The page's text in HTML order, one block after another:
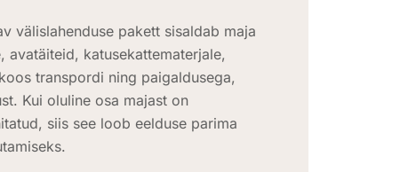
välislahenduse pakett sisaldab maja
avatäiteid, katusekattematerjale,
transpordi ning paigaldusega,
Kui oluline osa majast on
siis see loob eelduse parima